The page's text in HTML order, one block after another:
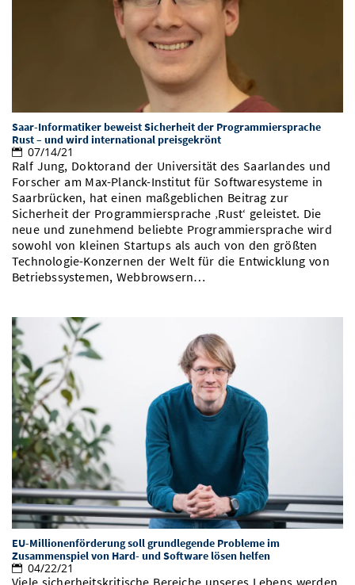
Vom Studium in den Beruf
Study Scheduler
Open Science/Open Access
IT-Themenabend
Preise, Auszeichnungen und Förderungen
SIC Podcast
AnsprechpartnerInnen, Personen, Forschungsgruppen
Termine, Vorträge und Veranstaltungen
Alumni
Saar-Informatiker beweist Sicherheit der Programmiersprache
Rust – und wird international preisgekrönt
07/14/21
Ralf Jung, Doktorand der Universität des Saarlandes und
Forscher am Max-Planck-Institut für Softwaresysteme in
Saarbrücken, hat einen maßgeblichen Beitrag zur
Sicherheit der Programmiersprache ‚Rust‘ geleistet. Die
neue und zunehmend beliebte Programmiersprache wird
sowohl von kleinen Startups als auch von den größten
Technologie-Konzernen der Welt für die Entwicklung von
Betriebssystemen, Webbrowsern…
EU-Millionenförderung soll grundlegende Probleme im
Zusammenspiel von Hard- und Software lösen helfen
04/22/21